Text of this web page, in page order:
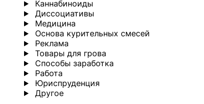
Каннабиноиды
Диссоциативы
Медицина
Основа курительных смесей
Реклама
Товары для грова
Способы заработка
Работа
Юриспруденция
Другoе